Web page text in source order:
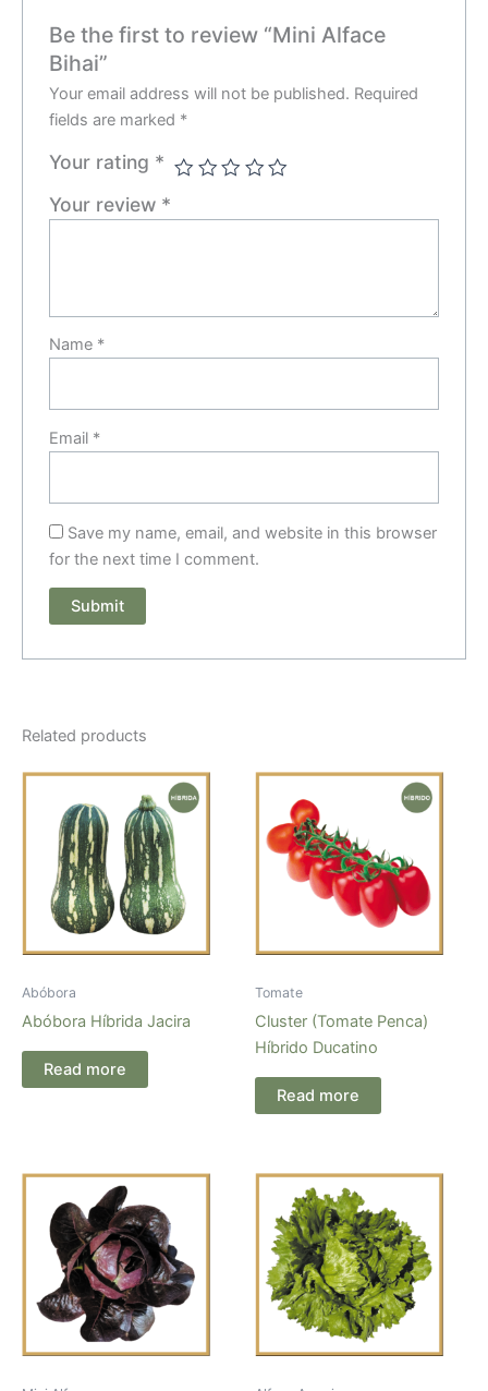
Be the first to review “Mini Alface
Bihai”
Your email address will not be published. Required
fields are marked *
Your rating *
Your review *
Name *
Email *
Save my name, email, and website in this browser
for the next time I comment.
Related products
Abóbora
Abóbora Híbrida Jacira
Read more
Tomate
Cluster (Tomate Penca)
Híbrido Ducatino
Read more